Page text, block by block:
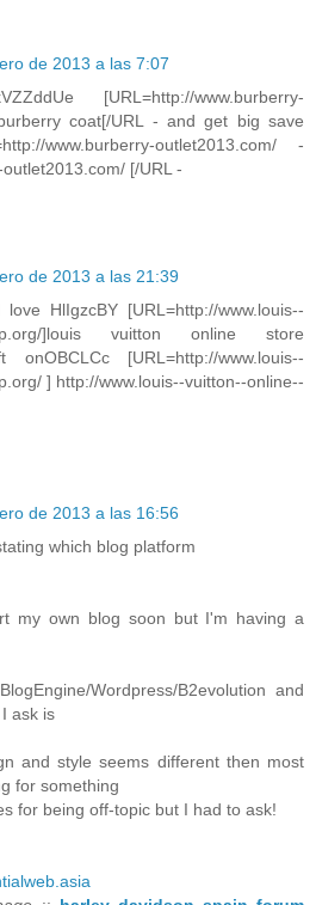
de 2013 a las 7:07
[URL=http://www.burberry-
coat[/URL - and get big save
www.burberry-outlet2013.com/ -
[/URL -
de 2013 a las 21:39
HlIgzcBY [URL=http://www.louis--
]louis vuitton online store
[URL=http://www.louis--
] http://www.louis--vuitton--online--
de 2013 a las 16:56
which blog platform
my own blog soon but I'm having a
Wordpress/B2evolution and
ask is
and style seems different then most
for something
for being off-topic but I had to ask!